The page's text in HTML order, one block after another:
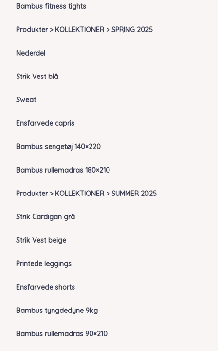
Bambus fitness tights
Produkter > KOLLEKTIONER > SPRING 2025
Nederdel
Strik Vest blå
Sweat
Ensfarvede capris
Bambus sengetøj 140×220
Bambus rullemadras 180×210
Produkter > KOLLEKTIONER > SUMMER 2025
Strik Cardigan grå
Strik Vest beige
Printede leggings
Ensfarvede shorts
Bambus tyngdedyne 9kg
Bambus rullemadras 90×210